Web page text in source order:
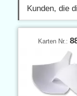
Kunden, die
Karten Nr.: